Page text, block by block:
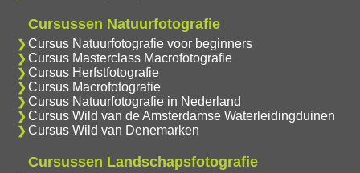
Cursussen Natuurfotografie
Cursus Natuurfotografie voor beginners
Cursus Masterclass Macrofotografie
Cursus Herfstfotografie
Cursus Macrofotografie
Cursus Natuurfotografie in Nederland
Cursus Wild van de Amsterdamse Waterleidingduinen
Cursus Wild van Denemarken
Cursussen Landschapsfotografie